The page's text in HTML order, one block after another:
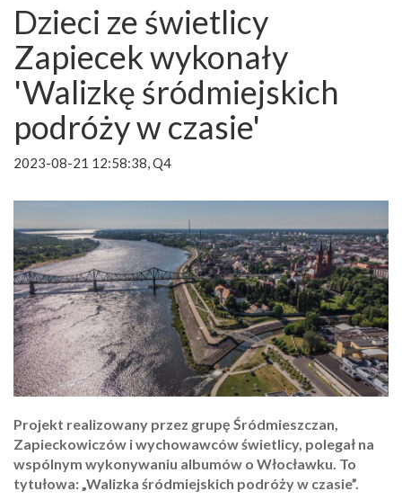
Dzieci ze świetlicy
Zapiecek wykonały
'Walizkę śródmiejskich
podróży w czasie'
2023-08-21 12:58:38, Q4
Projekt realizowany przez grupę Śródmieszczan,
Zapieckowiczów i wychowawców świetlicy, polegał na
wspólnym wykonywaniu albumów o Włocławku. To
tytułowa: „Walizka śródmiejskich podróży w czasie”.